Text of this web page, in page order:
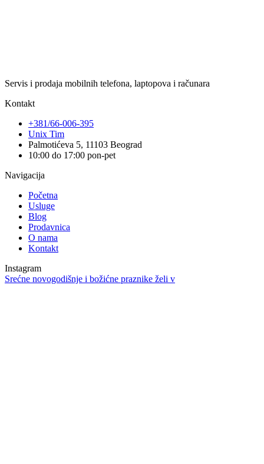
Servis i prodaja mobilnih telefona, laptopova i računara
Kontakt
+381/66-006-395
Unix Tim
Palmotićeva 5, 11103 Beograd
10:00 do 17:00 pon-pet
Navigacija
Početna
Usluge
Blog
Prodavnica
O nama
Kontakt
Instagram
Srećne novogodišnje i božićne praznike želi v